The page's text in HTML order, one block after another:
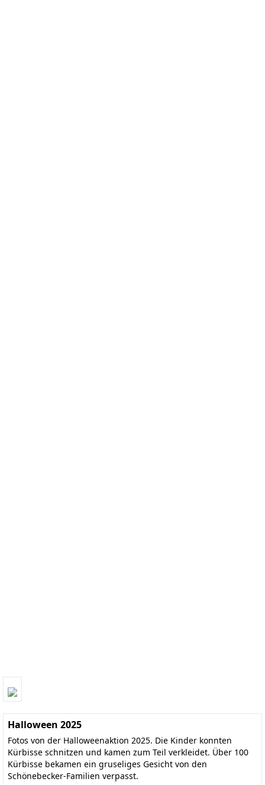
Halloween 2025
Fotos von der Halloweenaktion 2025. Die Kinder konnten
Kürbisse schnitzen und kamen zum Teil verkleidet. Über 100
Kürbisse bekamen ein gruseliges Gesicht von den
Schönebecker-Familien verpasst.